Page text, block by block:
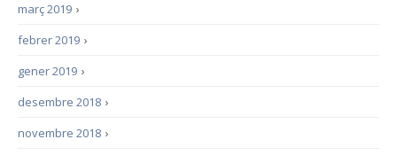
›
març 2019
›
febrer 2019
›
gener 2019
›
desembre 2018
›
novembre 2018